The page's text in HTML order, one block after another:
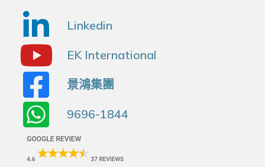
Linkedin
EK International
景鴻集團
9696-1844